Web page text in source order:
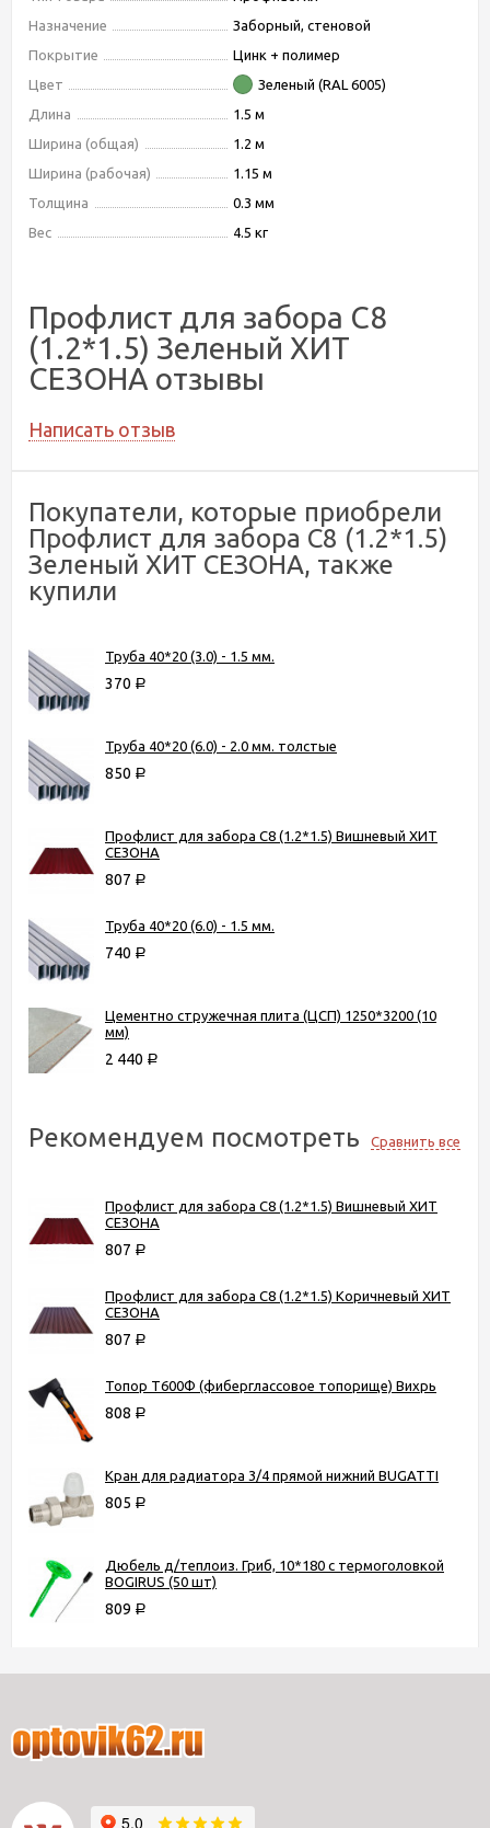
Назначение
Заборный, стеновой
Покрытие
Цинк + полимер
Цвет
Зеленый (RAL 6005)
Длина
1.5 м
Ширина (общая)
1.2 м
Ширина (рабочая)
1.15 м
Толщина
0.3 мм
Вес
4.5 кг
Профлист для забора С8
(1.2*1.5) Зеленый ХИТ
СЕЗОНА отзывы
Написать отзыв
Покупатели, которые приобрели
Профлист для забора С8 (1.2*1.5)
Зеленый ХИТ СЕЗОНА, также
купили
Труба 40*20 (3.0) - 1.5 мм.
370 Р
Труба 40*20 (6.0) - 2.0 мм. толстые
850 Р
Профлист для забора С8 (1.2*1.5) Вишневый ХИТ
СЕЗОНА
807 Р
Труба 40*20 (6.0) - 1.5 мм.
740 Р
Цементно стружечная плита (ЦСП) 1250*3200 (10
мм)
2 440 Р
Рекомендуем посмотреть Сравнить все
Профлист для забора С8 (1.2*1.5) Вишневый ХИТ
СЕЗОНА
807 Р
Профлист для забора С8 (1.2*1.5) Коричневый ХИТ
СЕЗОНА
807 Р
Топор Т600Ф (фиберглассовое топорище) Вихрь
808 Р
Кран для радиатора 3/4 прямой нижний BUGATTI
805 Р
Дюбель д/теплоиз. Гриб, 10*180 с термоголовкой
BOGIRUS (50 шт)
809 Р